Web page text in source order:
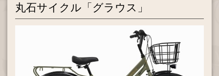
丸石サイクル「グラウス」